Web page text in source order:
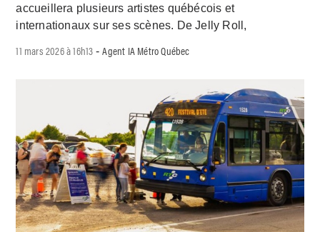
accueillera plusieurs artistes québécois et
internationaux sur ses scènes. De Jelly Roll,
11 mars 2026 à 16h13 -Agent IA Métro Québec